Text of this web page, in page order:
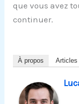
que vous avez
continuer.
À propos Articles